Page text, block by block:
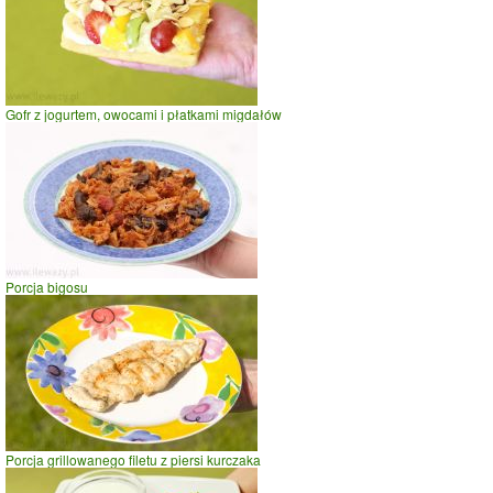
Gofr z jogurtem, owocami i płatkami migdałów
Porcja bigosu
Porcja grillowanego filetu z piersi kurczaka